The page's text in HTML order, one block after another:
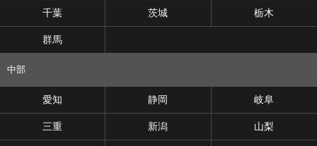
千葉 茨城 栃木
群馬
中部
愛知 静岡 岐阜
三重 新潟 山梨